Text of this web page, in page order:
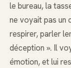
le bureau, la
ne voyait pas un
respirer, parler
déception ». Il
émotion, et lui